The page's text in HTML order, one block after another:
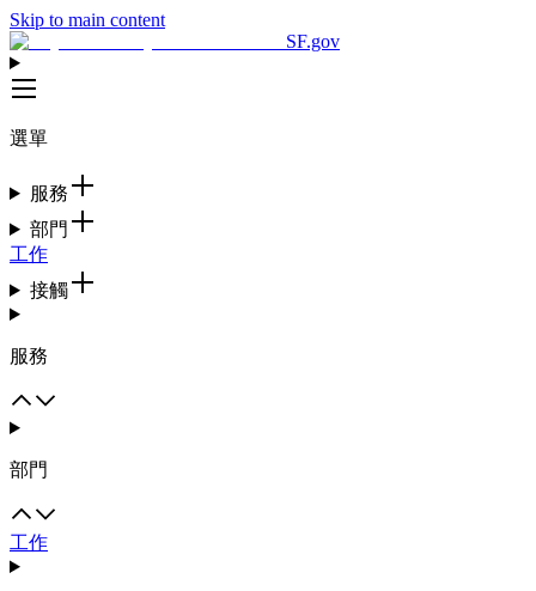
Skip to main content
SF.gov
選單
服務
部門
工作
接觸
服務
部門
工作